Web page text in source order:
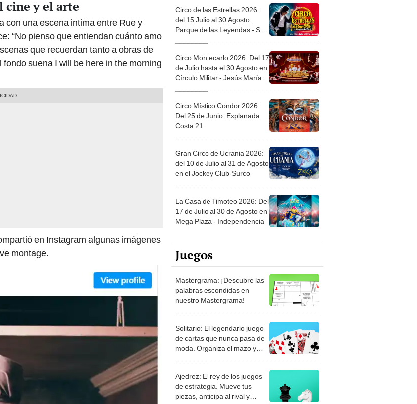
cine y el arte
con una escena intima entre Rue y
“No pienso que entiendan cuánto amo
que recuerdan tanto a obras de
suena I will be here in the morning
en Instagram algunas imágenes
montage.
Circo de las Estrellas 2026:
del 15 Julio al 30 Agosto.
Parque de las Leyendas - San
Circo Montecarlo 2026: Del 17
de Julio hasta el 30 Agosto en
Círculo Militar - Jesús María
Circo Místico Condor 2026:
Del 25 de Junio. Explanada
Costa 21
Gran Circo de Ucrania 2026:
del 10 de Julio al 31 de Agosto
en el Jockey Club-Surco
La Casa de Timoteo 2026: Del
17 de Julio al 30 de Agosto en
Mega Plaza - Independencia
Juegos
Mastergrama: ¡Descubre las
palabras escondidas en
nuestro Mastergrama!
Solitario: El legendario juego
de cartas que nunca pasa de
moda. Organiza el mazo y
Ajedrez: El rey de los juegos
de estrategia. Mueve tus
piezas, anticipa al rival y